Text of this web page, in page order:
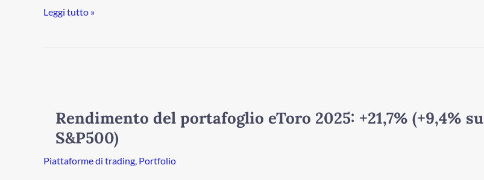
Leggi tutto »
Rendimento del portafoglio eToro 2025: +21,7% (+9,4% su
S&P500)
Piattaforme di trading, Portfolio
portafoglio
eToro
2025:
+21,7%